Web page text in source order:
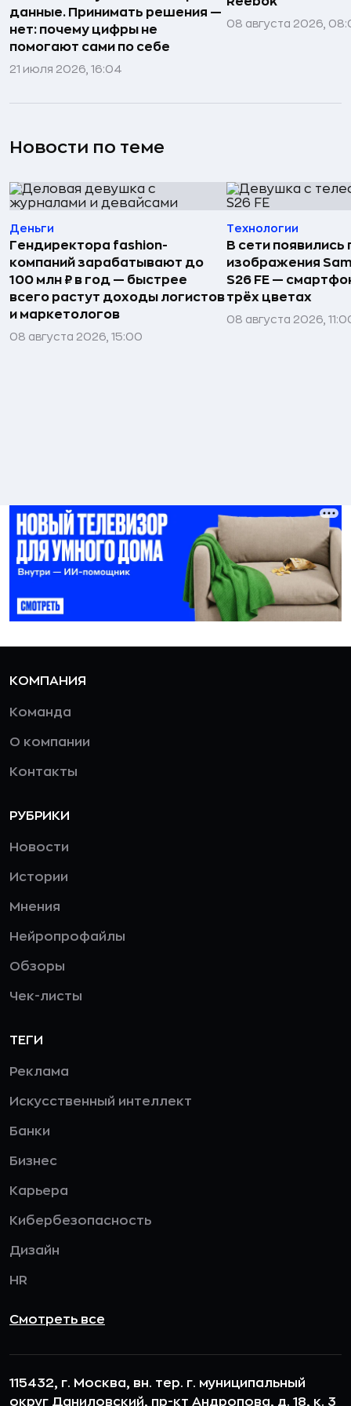
данные. Принимать решения —
нет: почему цифры не
помогают сами по себе
21 июля 2026, 16:04
08 августа 2026,
Новости по теме
Деньги
Гендиректора fashion-
компаний зарабатывают до
100 млн ₽ в год — быстрее
всего растут доходы логистов
и маркетологов
08 августа 2026, 15:00
Технологии
В сети появились
изображения
S26 FE —
трёх цветах
08 августа 2026,
КОМПАНИЯ
Команда
О компании
Контакты
РУБРИКИ
Новости
Истории
Мнения
Нейропрофайлы
Обзоры
Чек-листы
ТЕГИ
Реклама
Искусственный интеллект
Банки
Бизнес
Карьера
Кибербезопасность
Дизайн
HR
Смотреть все
115432, г. Москва, вн. тер. г. муниципальный
округ Даниловский, пр-кт Андропова, д. 18, к. 3